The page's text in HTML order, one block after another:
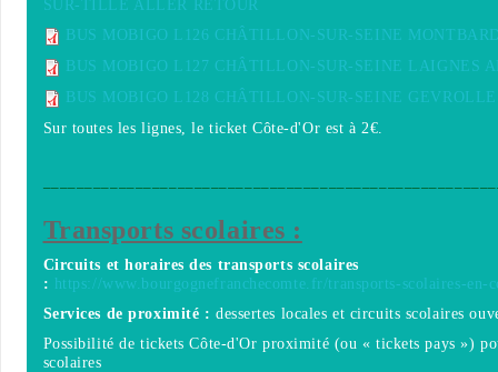
SUR-TILLE ALLER RETOUR
BUS MOBIGO L126 CHÂTILLON-SUR-SEINE
BUS MOBIGO L127 CHÂTILLON-SUR-SEINE LAIGNES
BUS MOBIGO L128 CHÂTILLON-SUR-SEINE
Sur toutes les lignes, le ticket Côte-d'Or est à 2€.
Transports scolaires :
Circuits et horaires des transports scolaires
: https://www.bourgognefranchecomte.fr/transports-scolaires-en-
Services de proximité : dessertes locales et circuits scolaires
Possibilité de tickets Côte-d'Or proximité (ou « tickets pays »)
scolaires